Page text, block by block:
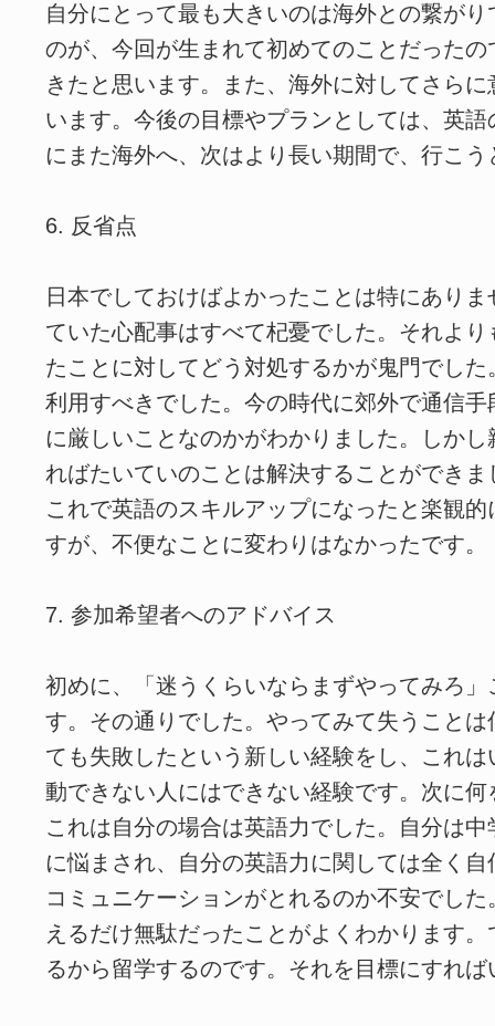
自分にとって最も大きいのは海外との繋が
のが、今回が生まれて初めてのことだった
きたと思います。また、海外に対してさら
います。今後の目標やプランとしては、英
にまた海外へ、次はより長い期間で、行こ
6. 反省点
日本でしておけばよかったことは特にあり
ていた心配事はすべて杞憂でした。それよ
たことに対してどう対処するかが鬼門でし
利用すべきでした。今の時代に郊外で通信
に厳しいことなのかがわかりました。しか
ればたいていのことは解決することができ
これで英語のスキルアップになったと楽観
すが、不便なことに変わりはなかったです。
7. 参加希望者へのアドバイス
初めに、「迷うくらいならまずやってみろ
す。その通りでした。やってみて失うこと
ても失敗したという新しい経験をし、これ
動できない人にはできない経験です。次に
これは自分の場合は英語力でした。自分は
に悩まされ、自分の英語力に関しては全く
コミュニケーションがとれるのか不安でし
えるだけ無駄だったことがよくわかります
るから留学するのです。それを目標にすれ